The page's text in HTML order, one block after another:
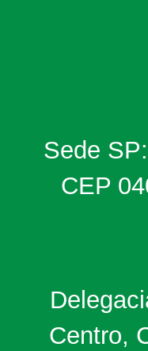
Sede
CEP
Centro,